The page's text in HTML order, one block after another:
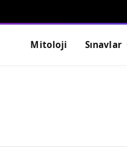
Mitoloji Sınavlar